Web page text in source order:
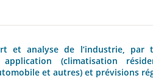
et analyse de l’industrie, par
(climatisation
et autres) et prévisions